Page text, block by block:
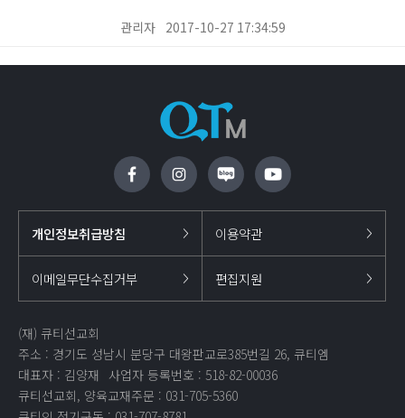
관리자 2017-10-27 17:34:59
개인정보취급방침 이용약관
이메일무단수집거부 편집지원
(재) 큐티선교회
주소 : 경기도 성남시 분당구 대왕판교로385번길 26, 큐티엠
대표자 : 김양재 사업자 등록번호 : 518-82-00036
큐티선교회, 양육교재주문 : 031-705-5360